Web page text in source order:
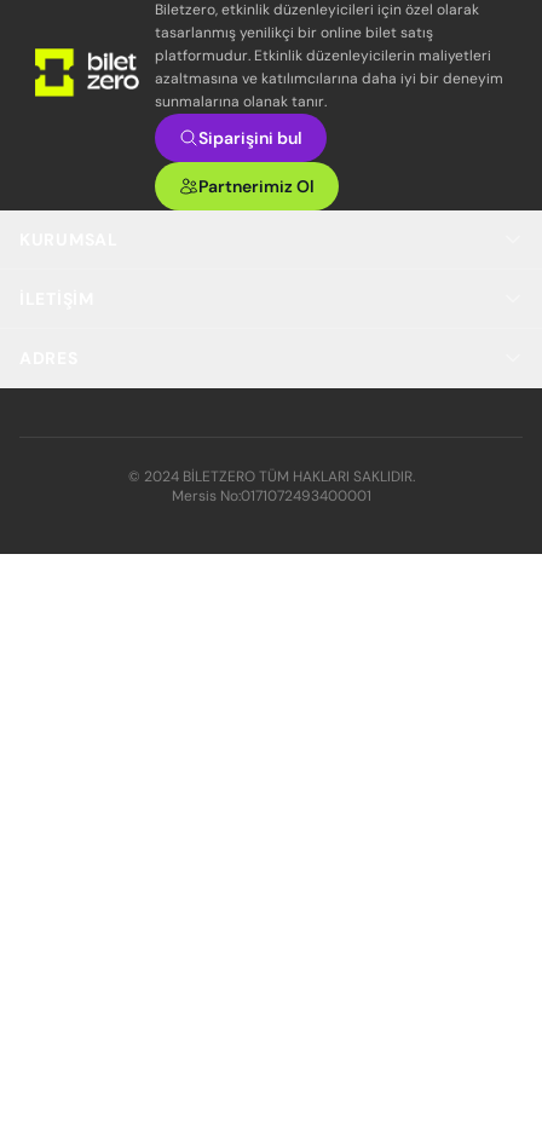
Biletzero, etkinlik düzenleyicileri için özel olarak
tasarlanmış yenilikçi bir online bilet satış
platformudur. Etkinlik düzenleyicilerin maliyetleri
azaltmasına ve katılımcılarına daha iyi bir deneyim
sunmalarına olanak tanır.
Siparişini bul
Partnerimiz Ol
© 2024 BİLETZERO TÜM HAKLARI SAKLIDIR.
Mersis No:0171072493400001